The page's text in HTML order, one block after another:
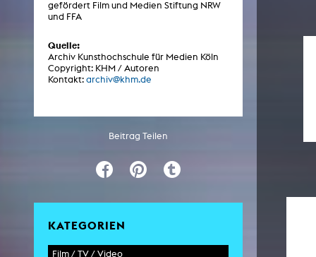
gefördert Film und Medien Stiftung NRW
und FFA
Quelle:
Archiv Kunsthochschule für Medien Köln
Copyright: KHM / Autoren
Kontakt: archiv@khm.de
Beitrag Teilen
KATEGORIEN
Film / TV / Video
Photoszene an der KHM